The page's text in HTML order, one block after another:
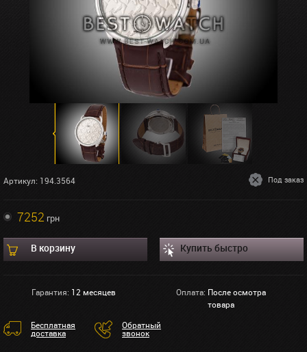
Артикул: 194.3564 Под заказ
7252 грн
В корзину Купить быстро
Гарантия: 12 месяцев Оплата: После осмотра
товара
Бесплатная
доставка
Обратный
звонок